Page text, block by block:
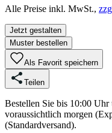
Alle Preise inkl. MwSt.,
Jetzt gestalten
Muster bestellen
Als Favorit speichern
Teilen
Bestellen Sie bis 10:00
voraussichtlich morgen
(Standardversand).